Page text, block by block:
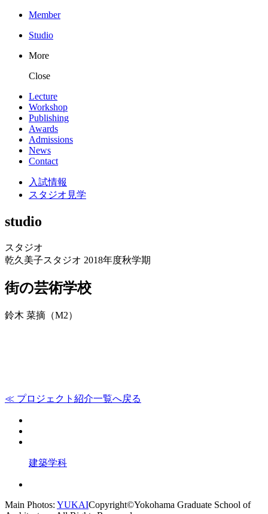
Member
Studio
More
Close
Lecture
Workshop
Publishing
Awards
Admissions
News
Contact
入試情報
スタジオ見学
studio
スタジオ
乾久美子スタジオ 2018年度秋学期
街の芸術学校
鈴木 菜摘（M2）
≪ プロジェクト紹介一覧へ戻る
建築学科
Main Photos: YUKAICopyright©Yokohama Graduate School of